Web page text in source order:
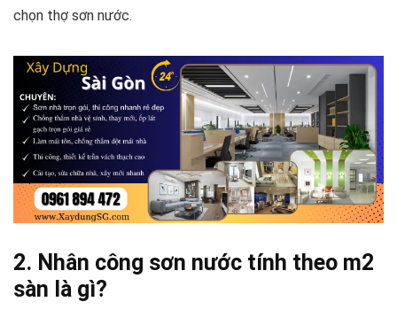
chọn thợ sơn nước.
2. Nhân công sơn nước tính theo m2
sàn là gì?